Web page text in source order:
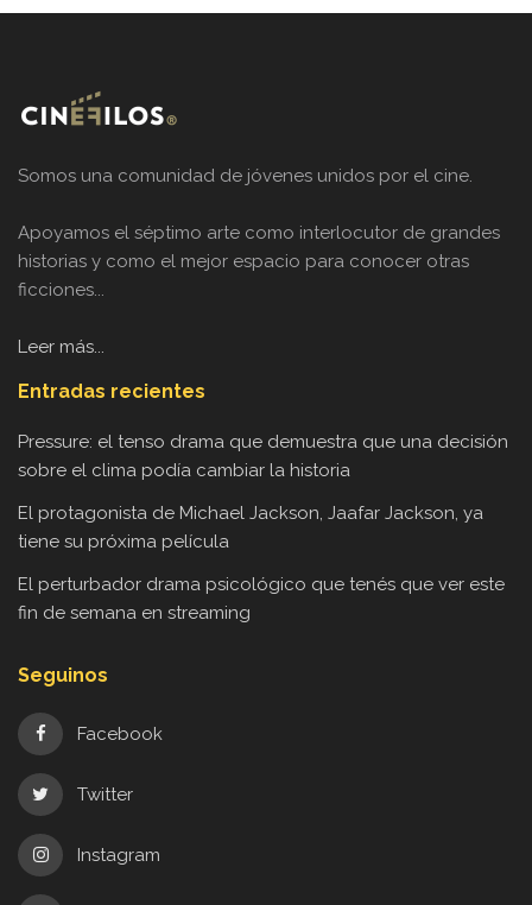
Somos una comunidad de jóvenes unidos por el cine.
Apoyamos el séptimo arte como interlocutor de grandes
historias y como el mejor espacio para conocer otras
ficciones...
Leer más...
Entradas recientes
Pressure: el tenso drama que demuestra que una decisión
sobre el clima podía cambiar la historia
El protagonista de Michael Jackson, Jaafar Jackson, ya
tiene su próxima película
El perturbador drama psicológico que tenés que ver este
fin de semana en streaming
Seguinos
Facebook
Twitter
Instagram